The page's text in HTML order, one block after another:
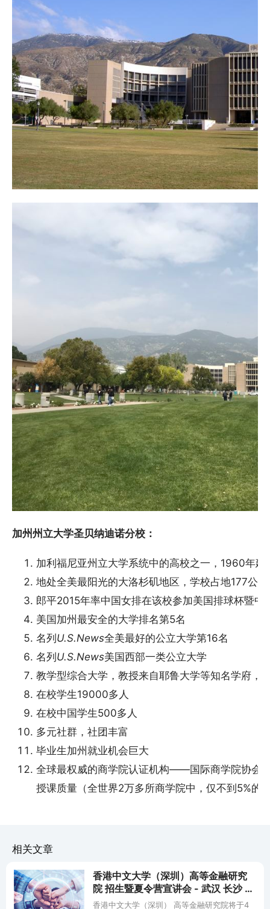
加州州立大学圣贝纳迪诺分校：
加利福尼亚州立大学系统中的高校之一，1960年建
地处全美最阳光的大洛杉矶地区，学校占地177公
郎平2015年率中国女排在该校参加美国排球杯暨中
美国加州最安全的大学排名第5名
名列U.S.News全美最好的公立大学第16名
名列U.S.News美国西部一类公立大学
教学型综合大学，教授来自耶鲁大学等知名学府，
在校学生19000多人
在校中国学生500多人
多元社群，社团丰富
毕业生加州就业机会巨大
全球最权威的商学院认证机构——国际商学院协会
授课质量（全世界2万多所商学院中，仅不到5%的
相关文章
香港中文大学（深圳）高等金融研究
院 招生暨夏令营宣讲会 - 武汉 长沙 合
肥 广州 南京
香港中文大学（深圳） 高等金融研究院将于4